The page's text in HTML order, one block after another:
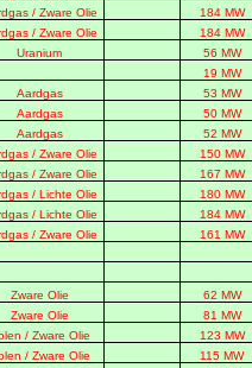
/ Zware Olie 184 MW
/ Zware Olie 184 MW
Uranium 56 MW
19 MW
Aardgas 53 MW
Aardgas 50 MW
Aardgas 52 MW
/ Zware Olie 150 MW
/ Zware Olie 167 MW
/ Lichte Olie 180 MW
/ Lichte Olie 184 MW
/ Zware Olie 161 MW
Zware Olie 62 MW
Zware Olie 81 MW
/ Zware Olie 123 MW
/ Zware Olie 115 MW